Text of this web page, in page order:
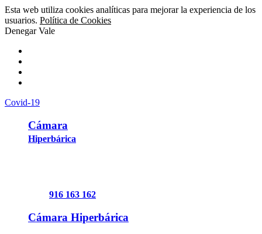
Esta web utiliza cookies analíticas para mejorar la experiencia de los
usuarios. Política de Cookies
DenegarVale
Covid-19
Cámara
Hiperbárica
916 163 162
Cámara Hiperbárica